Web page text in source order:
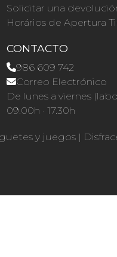
Solicitar una
Horários de Apertura
CONTACTO
986 609 742
Correo Electrónico
De lunes a viernes
09.00h · 17.30h
y juegos |